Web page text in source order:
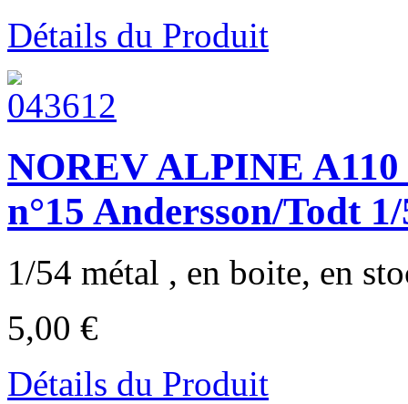
Détails du Produit
NOREV ALPINE
n°15 Andersson/Todt
1/54 métal , en boite, en
5,00 €
Détails du Produit